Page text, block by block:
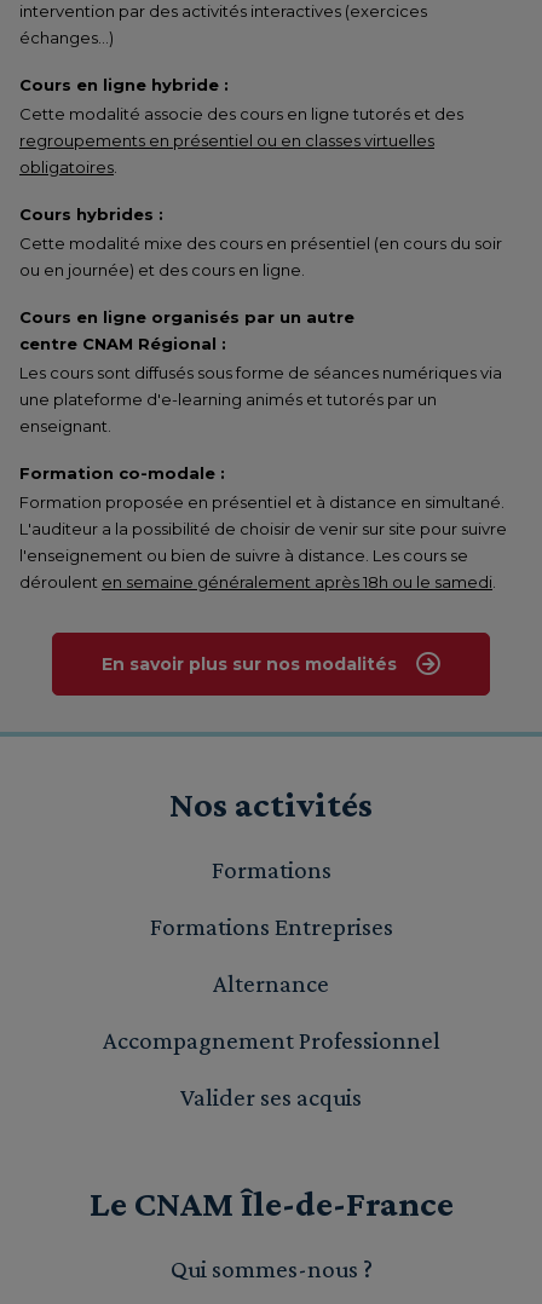
intervention par des activités interactives (exercices
échanges…)
Cours en ligne hybride :
Cette modalité associe des cours en ligne tutorés et des
regroupements en présentiel ou en classes virtuelles
obligatoires
Cours hybrides :
Cette modalité mixe des cours en présentiel (en cours du soir
ou en journée) et des cours en ligne.
Cours en ligne organisés par un autre
centre CNAM Régional :
Les cours sont diffusés sous forme de séances numériques via
une plateforme d'e-learning animés et tutorés par un
enseignant.
Formation co-modale :
Formation proposée en présentiel et à distance en simultané.
L'auditeur a la possibilité de choisir de venir sur site pour suivre
l'enseignement ou bien de suivre à distance. Les cours se
déroulent en semaine généralement après 18h ou le samedi
En savoir plus sur nos modalités
Nos activités
Formations
Formations Entreprises
Alternance
Accompagnement Professionnel
Valider ses acquis
Le CNAM Île-de-France
Qui sommes-nous ?